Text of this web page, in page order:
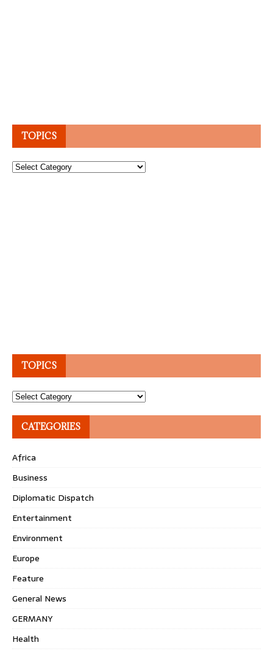
TOPICS
Topics
TOPICS
Topics
CATEGORIES
Africa
Business
Diplomatic Dispatch
Entertainment
Environment
Europe
Feature
General News
GERMANY
Health